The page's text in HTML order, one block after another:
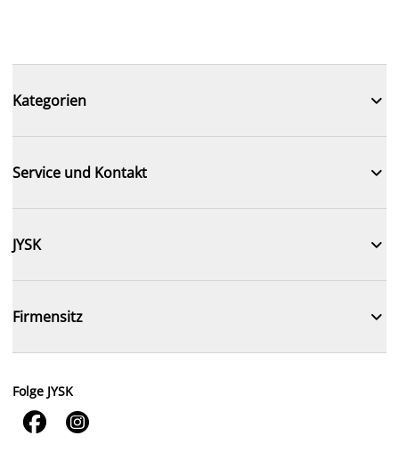
Kategorien 
Service und Kontakt 
JYSK 
Firmensitz 
Folge JYSK
 